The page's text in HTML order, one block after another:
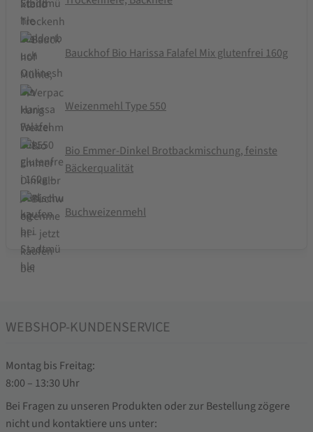
Bauckhof Bio Harissa Falafel Mix glutenfrei 160g
Weizenmehl Type 550
Bio Emmer-Dinkel Brotbackmischung, feinste
Bäckerqualität
Buchweizenmehl
WEBSHOP-KUNDENSERVICE
Montag bis Freitag:
8:00 – 13:30 Uhr
Bei Fragen zu unseren Produkten oder zur Bestellung zögere
nicht und kontaktiere uns unter: